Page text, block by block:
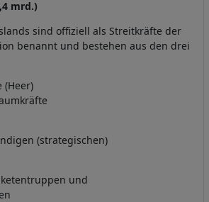
mrd.)
sind offiziell als Streitkräfte der
benannt und bestehen aus den drei
(Heer)
(strategischen)
und